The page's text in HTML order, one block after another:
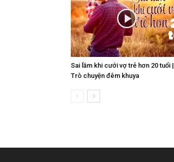
Sai lầm khi cưới vợ trẻ hơn 20 tuổi |
Trò chuyện đêm khuya